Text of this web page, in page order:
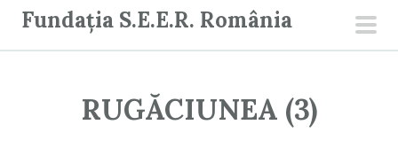
Fundația S.E.E.R. România
RUGĂCIUNEA (3)